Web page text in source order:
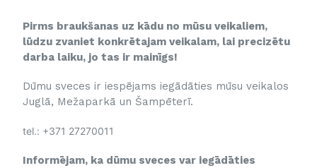
Pirms braukšanas uz kādu no mūsu veikaliem,
lūdzu zvaniet konkrētajam veikalam, lai precizētu
darba laiku, jo tas ir mainīgs!
Dūmu sveces ir iespējams iegādāties mūsu veikalos
Juglā, Mežaparkā un Šampēterī.
tel.: +371 27270011
Informējam, ka dūmu sveces var iegādāties